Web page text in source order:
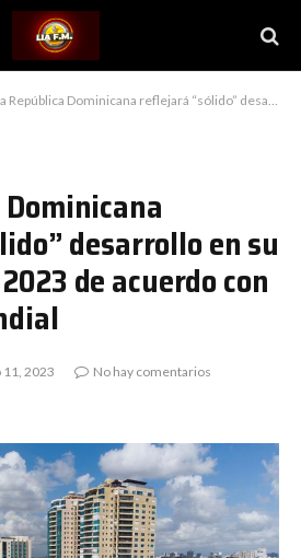
Dominicana reflejará “sólido” desarrollo en su economía en 2023 de acuerdo con el Banco Mundial
desarrollo en su
de acuerdo con
2023
No hay comentarios